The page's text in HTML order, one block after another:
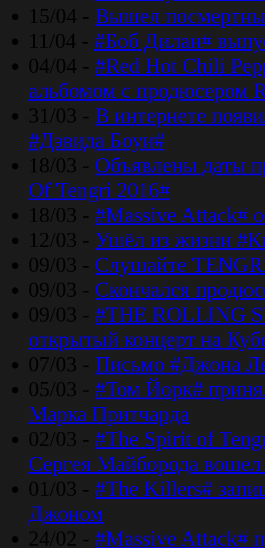
15/04 - Вышел
11/04 - #Боб Дилан#
04/04 - #Red Hot Chili
альбомом с продюсером
31/03 - В интернете
#Дэвида Боуи#
18/03 - Объявлены даты
Of Tengri 2016#
18/03 - #Massive Attack#
12/03 - Ушёл из жизни
09/03 - Слушайте
09/03 - Скончался
09/03 - #THE ROLLING
открытый концерт на
07/03 - Письмо #Джона
05/03 - #Том Йорк#
Марка Притчарда
02/03 - #The Spirit of
Сергея Майборода
01/03 - #The Killers#
Джоном
24/02 - #Massive Attack#